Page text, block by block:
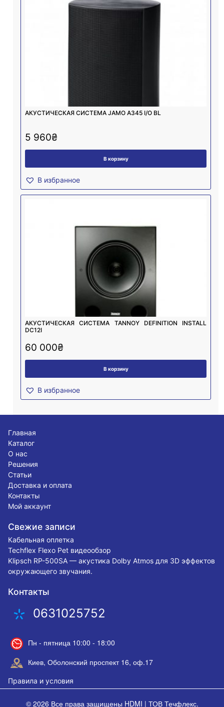
АКУСТИЧЕСКАЯ СИСТЕМА JAMO A345 I/O BL
5 960₴
В корзину
В избранное
АКУСТИЧЕСКАЯ СИСТЕМА TANNOY DEFINITION INSTALL
DC12I
60 000₴
В корзину
В избранное
Главная
Каталог
О нас
Решения
Статьи
Доставка и оплата
Контакты
Мой аккаунт
Свежие записи
Кабельная оплетка
Techflex Flexo Pet видеообзор
Klipsch RP-500SA — акустика Dolby Atmos для 3D эффектов
окружающего звучания.
Контакты
0631025752
Пн - пятница 10:00 - 18:00
Киев, Оболонский проспект 16, оф.17
Правила и условия
© 2026 Все права защищены HDMI | ТОВ Течфлекс.